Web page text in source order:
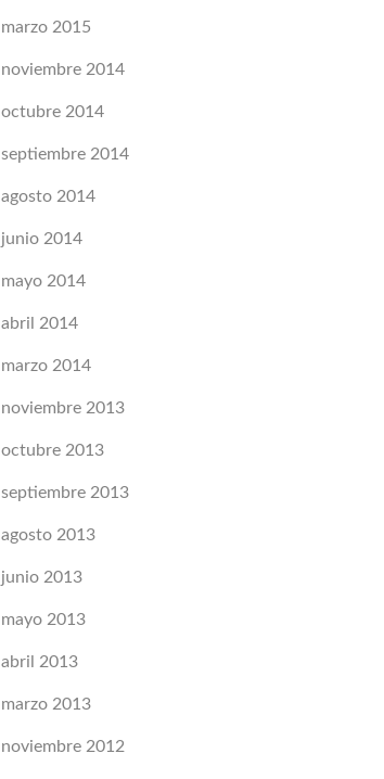
marzo 2015
noviembre 2014
octubre 2014
septiembre 2014
agosto 2014
junio 2014
mayo 2014
abril 2014
marzo 2014
noviembre 2013
octubre 2013
septiembre 2013
agosto 2013
junio 2013
mayo 2013
abril 2013
marzo 2013
noviembre 2012